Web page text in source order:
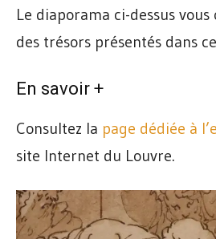
Le diaporama ci-dessus
des trésors présentés dans
En savoir +
Consultez la page dédiée à
site Internet du Louvre.